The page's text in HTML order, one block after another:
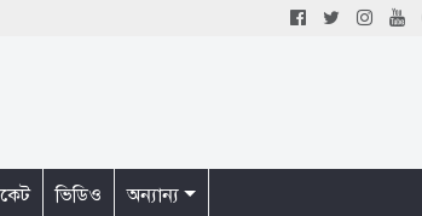
ভিডিও অন্যান্য